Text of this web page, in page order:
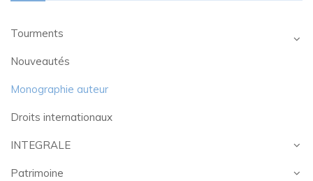
Tourments
Nouveautés
Monographie auteur
Droits internationaux
INTEGRALE
Patrimoine